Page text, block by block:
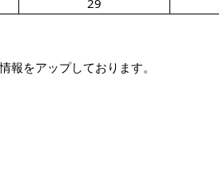
報をアップしております。